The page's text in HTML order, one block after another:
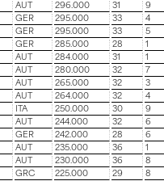
AUT 296.000 31
9
GER 295.000 33
4
GER 295.000 33
5
GER 285.000 28
1
AUT 284.000 31
1
AUT 280.000 32
7
AUT 265.000 32
3
AUT 264.000 32
4
ITA 250.000 30
9
AUT 244.000 32
6
GER 242.000 28
6
AUT 235.000 36
1
AUT 230.000 36
8
GRC 225.000 29
8